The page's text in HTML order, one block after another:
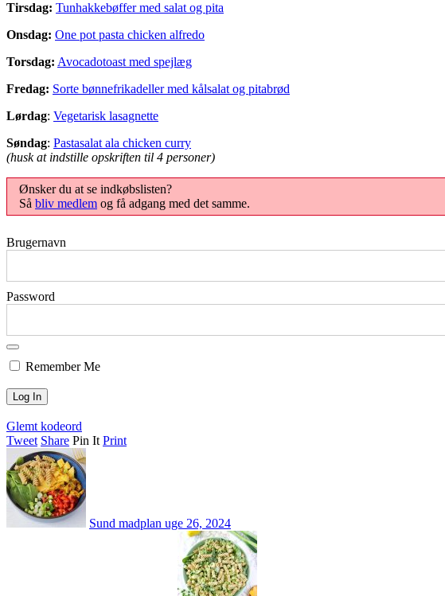
Tirsdag: Tunhakkebøffer med salat og pita
Onsdag: One pot pasta chicken alfredo
Torsdag: Avocadotoast med spejlæg
Fredag: Sorte bønnefrikadeller med kålsalat og pitabrød
Lørdag: Vegetarisk lasagnette
Søndag: Pastasalat ala chicken curry
(husk at indstille opskriften til 4 personer)
Ønsker du at se indkøbslisten?
Så bliv medlem og få adgang med det samme.
Brugernavn
Password
Remember Me
Glemt kodeord
Tweet Share Pin It Print
Sund madplan uge 26, 2024